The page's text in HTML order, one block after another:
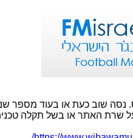
נסה שוב כעת או בעוד מספר
שרת האתר או בשל תקלה